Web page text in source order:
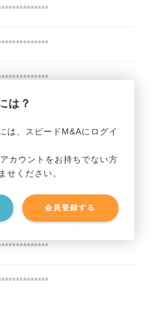
は？
は、スピードM&Aにログイ
カウントをお持ちでない方
せください。
会員登録する